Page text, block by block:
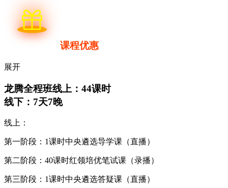
课程优惠
展开
龙腾全程班线上：44课时
线下：7天7晚
线上：
第一阶段：1课时中央遴选导学课（直播）
第二阶段：40课时红领培优笔试课（录播）
第三阶段：1课时中央遴选答疑课（直播）